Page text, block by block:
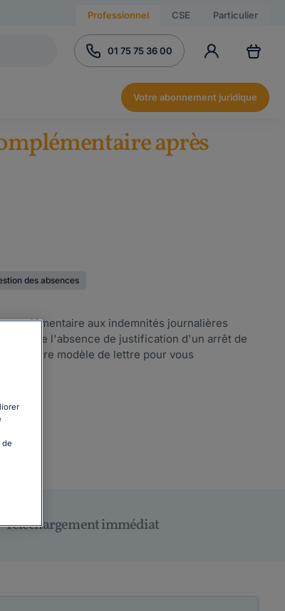
Professionnel CSE Particulier
01 75 75 36 00
Votre abonnement juridique
après
des absences
aux indemnités journalières
état de l'absence de justification d'un arrêt de
notre modèle de lettre pour vous
Téléchargement immédiat
de